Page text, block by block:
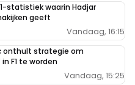
statistiek waarin Hadjar
geeft
Vandaag, 16:15
onthult strategie om
F1 te worden
Vandaag, 15:25